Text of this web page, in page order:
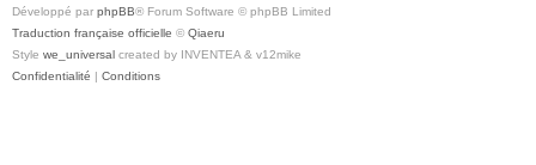
Développé par phpBB® Forum Software © phpBB Limited
Traduction française officielle © Qiaeru
Style we_universal created by INVENTEA & v12mike
Confidentialité | Conditions